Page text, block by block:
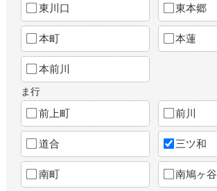
東川口 東本郷
本町 本蓮
本前川
ま行
前上町 前川
道合 三ツ和
南町 南鳩ヶ谷